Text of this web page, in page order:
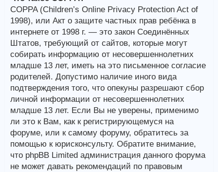
COPPA (Children’s Online Privacy Protection Act of
1998), или Акт о защите частных прав ребёнка в
интернете от 1998 г. — это закон Соединённых
Штатов, требующий от сайтов, которые могут
собирать информацию от несовершеннолетних
младше 13 лет, иметь на это письменное согласие
родителей. Допустимо наличие иного вида
подтверждения того, что опекуны разрешают сбор
личной информации от несовершеннолетних
младше 13 лет. Если Вы не уверены, применимо
ли это к Вам, как к регистрирующемуся на
форуме, или к самому форуму, обратитесь за
помощью к юрисконсульту. Обратите внимание,
что phpBB Limited администрация данного форума
не может давать рекомендаций по правовым